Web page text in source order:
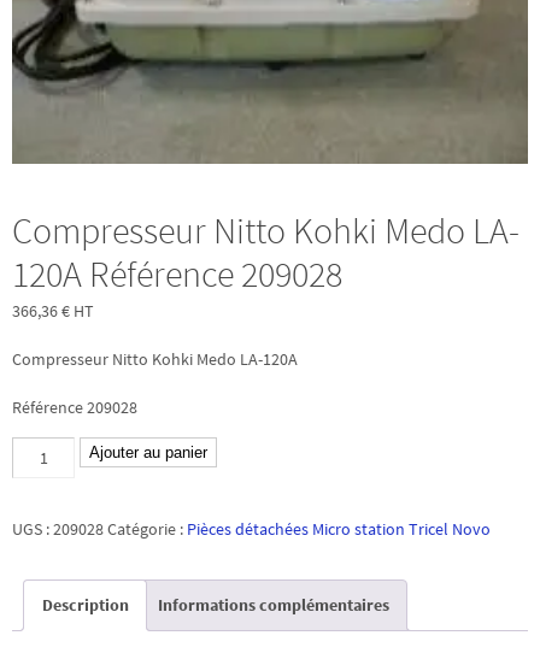
Compresseur Nitto Kohki Medo LA-
120A Référence 209028
366,36€ HT
Compresseur Nitto Kohki Medo LA-120A
Référence 209028
quantité
de
Kohki
Medo
Ajouter au panier
UGS :209028Catégorie : Pièces détachées Micro station Tricel Novo
Description Informations complémentaires